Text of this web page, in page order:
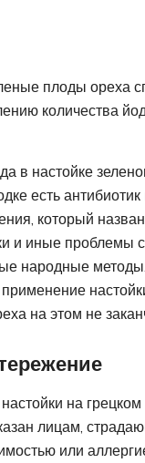
плоды ореха
количества
в настойке
есть
который
и иные проблемы
народные
на этом не
на грецком
лицам,
или